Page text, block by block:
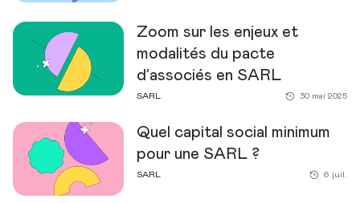
Zoom sur les enjeux et
modalités du pacte
d’associés en SARL
SARL 30 mai 2025
Quel capital social minimum
pour une SARL ?
SARL 6 juil.